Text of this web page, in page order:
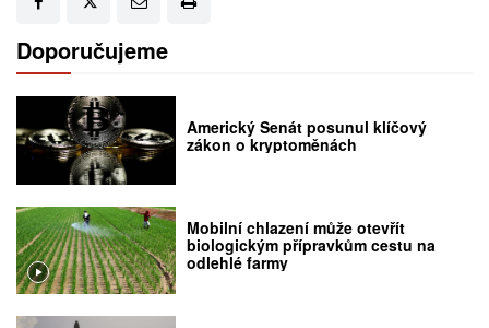
Doporučujeme
Americký Senát posunul klíčový
zákon o kryptoměnách
Mobilní chlazení může otevřít
biologickým přípravkům cestu na
odlehlé farmy